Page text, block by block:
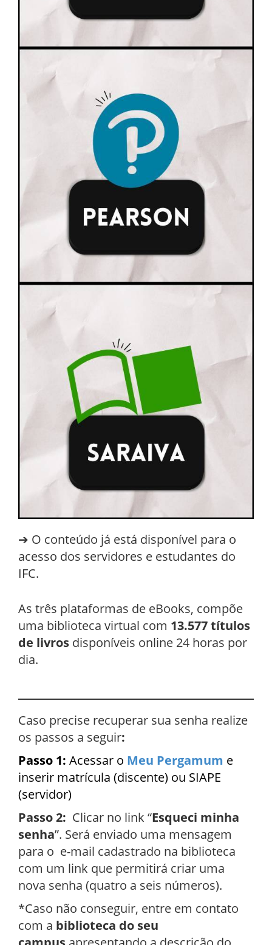
➔ O conteúdo já está disponível para o
acesso dos servidores e estudantes do
IFC.
As três plataformas de eBooks, compõe
uma biblioteca virtual com 13.577 títulos
de livros disponíveis online 24 horas por
dia.
Caso precise recuperar sua senha realize
os passos a seguir:
Passo 1: Acessar o Meu Pergamum e
inserir matrícula (discente) ou SIAPE
(servidor)
Passo 2: Clicar no link “Esqueci minha
senha”. Será enviado uma mensagem
para o e-mail cadastrado na biblioteca
com um link que permitirá criar uma
nova senha (quatro a seis números).
*Caso não conseguir, entre em contato
com a biblioteca do seu